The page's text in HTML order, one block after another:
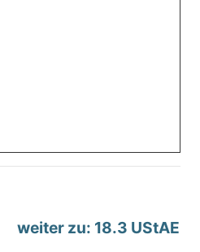
weiter zu: 18.3 UStAE